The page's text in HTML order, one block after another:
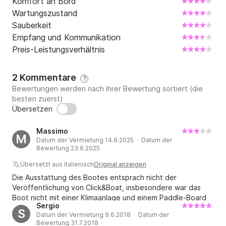
- Koch
125,00 € pro Tag + Verpflegung
SONSTIGES:
125,00 € pro Buchung
- Frühes Einsteigen/Check-in 13 Uhr
180,00 € pro Buchung
- Zusätzliche Reinigung auf Anfrage
150,00 € pro Buchung
- Einweggebühr Kaštela- Dubrovnik, Anlegestelle
Gebühren in DU sind nicht in diesem Preis inbegriffen,
Check-out bis 14:00 Uhr
400,00 € pro Buchung
-Parken Sicheres Parken in der Marina
Wartungszustand
Sauberkeit
Empfang und Kommunikation
Preis-Leistungsverhältnis
2 Kommentare ?
Bewertungen werden nach ihrer Bewertung sortiert (die
besten zuerst)
Übersetzen
M
Massimo
Datum der Vermietung 14.6.2025 · Datum der
Bewertung 23.6.2025
Übersetzt aus ItalienischOriginal anzeigen
Die Ausstattung des Bootes entsprach nicht der
Veröffentlichung von Click&Boat, insbesondere war das
Boot nicht mit einer Klimaanlage und einem Paddle-Board
ausgestattet
S
Sergio
Datum der Vermietung 9.6.2018 · Datum der
Bewertung 31.7.2018